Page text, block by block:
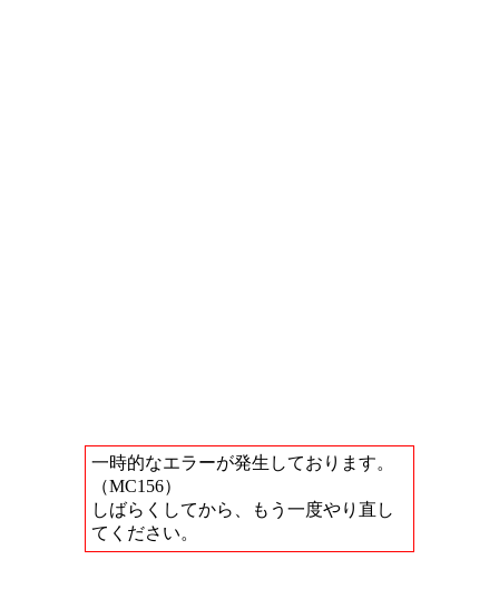
一時的なエラーが発生しております。
（MC156）
しばらくしてから、もう一度やり直し
てください。